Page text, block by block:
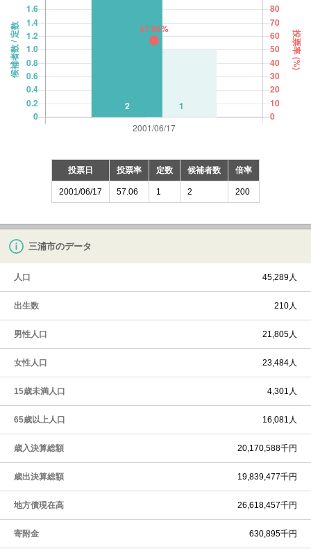
投票日 投票率 定数 候補者数 倍率
2001/06/17 57.06 1 2 200
三浦市のデータ
人口 45,289人
出生数 210人
男性人口 21,805人
女性人口 23,484人
15歳未満人口 4,301人
65歳以上人口 16,081人
歳入決算総額 20,170,588千円
歳出決算総額 19,839,477千円
地方債現在高 26,618,457千円
寄附金 630,895千円